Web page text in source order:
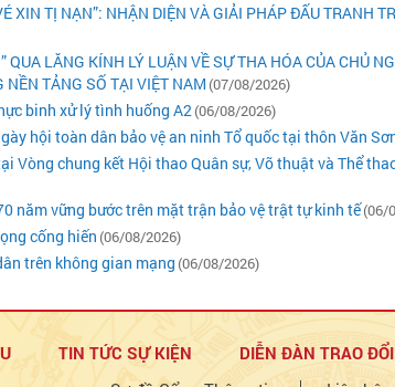
XIN TỊ NẠN”: NHẬN DIỆN VÀ GIẢI PHÁP ĐẤU TRANH
QUA LĂNG KÍNH LÝ LUẬN VỀ SỰ THA HÓA CỦA CHỦ
NỀN TẢNG SỐ TẠI VIỆT NAM (07/08/2026)
binh xử lý tình huống A2 (06/08/2026)
hội toàn dân bảo vệ an ninh Tổ quốc tại thôn Văn
Vòng chung kết Hội thao Quân sự, Võ thuật và Thể
năm vững bước trên mặt trận bảo vệ trật tự kinh tế(06/
cống hiến (06/08/2026)
trên không gian mạng (06/08/2026)
TIN TỨC SỰ KIỆN DIỄN ĐÀN TRAO